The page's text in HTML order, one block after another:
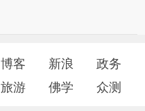
博客 新浪
政务
旅游 佛学 众测